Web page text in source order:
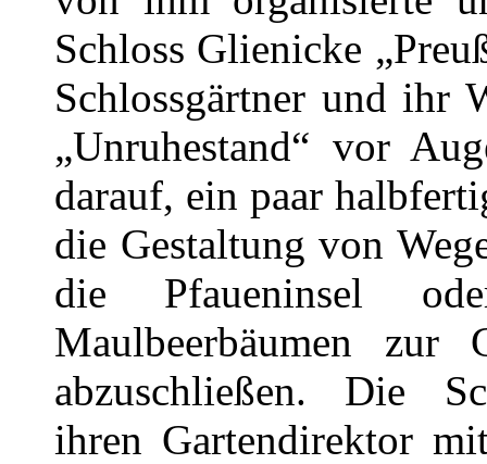
Schloss Glienicke
Schlossgärtner und ihr
„Unruhestand“ vor
darauf, ein paar
die Gestaltung von
die Pfaueninsel
Maulbeerbäumen zur
abzuschließen. Die
ihren Gartendirektor